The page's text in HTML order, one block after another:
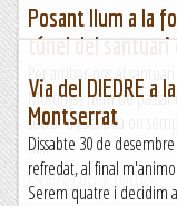
Posant llum a la
túnel del santuari
Per arribar-nos al
Morunys) hem de
sector d’escalada on
hi...
Escalada per a tontos
Via del DIEDRE a
Montserrat
Dissabte 30 de
refredat, al final
Serem quatre i decidim